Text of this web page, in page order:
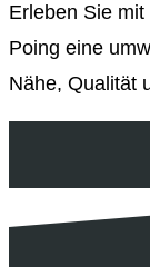
Erleben Sie
Poing eine
Nähe, Qualität